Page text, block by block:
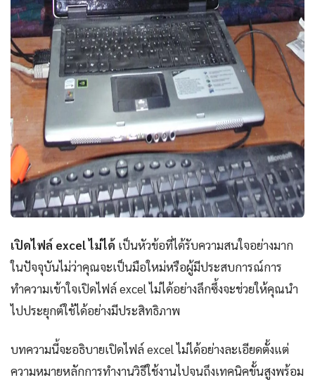
เปิดไฟล์ excel ไม่ได้ เป็นหัวข้อที่ได้รับความสนใจอย่างมาก
ในปัจจุบันไม่ว่าคุณจะเป็นมือใหม่หรือผู้มีประสบการณ์การ
ทำความเข้าใจเปิดไฟล์ excel ไม่ได้อย่างลึกซึ้งจะช่วยให้คุณนำ
ไปประยุกต์ใช้ได้อย่างมีประสิทธิภาพ
บทความนี้จะอธิบายเปิดไฟล์ excel ไม่ได้อย่างละเอียดตั้งแต่
ความหมายหลักการทำงานวิธีใช้งานไปจนถึงเทคนิคขั้นสูงพร้อม